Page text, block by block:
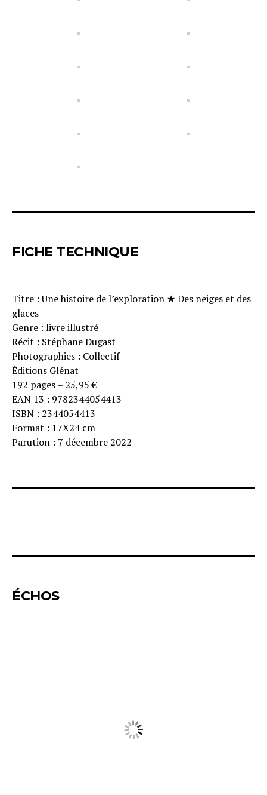
FICHE TECHNIQUE
Titre : Une histoire de l’exploration ★ Des neiges et des
glaces
Genre : livre illustré
Récit : Stéphane Dugast
Photographies : Collectif
Éditions Glénat
192 pages – 25,95 €
EAN 13 : 9782344054413
ISBN : 2344054413
Format : 17X24 cm
Parution : 7 décembre 2022
ÉCHOS